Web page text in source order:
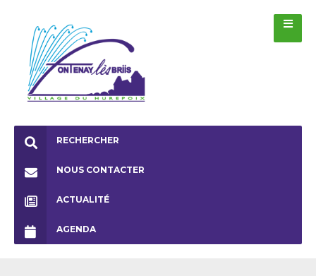
RECHERCHER
NOUS CONTACTER
ACTUALITÉ
AGENDA